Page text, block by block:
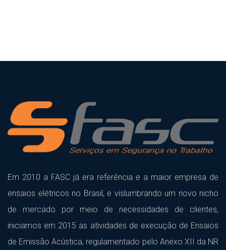
Em 2010 a FASC já era referência e a maior empresa de
ensaios elétricos no Brasil, e vislumbrando um novo nicho
de mercado por meio de necessidades de clientes,
iniciamos em 2015 as atividades de execução de Ensaios
de Emissão Acústica, regulamentado pelo Anexo XII da NR